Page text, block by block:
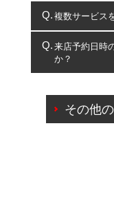
コクピット・
複数サービス
複数サービス
一部の商品・サ
出来ないものもご
来店予約日時
か？
ご来店予約日
の日時変更に
その他